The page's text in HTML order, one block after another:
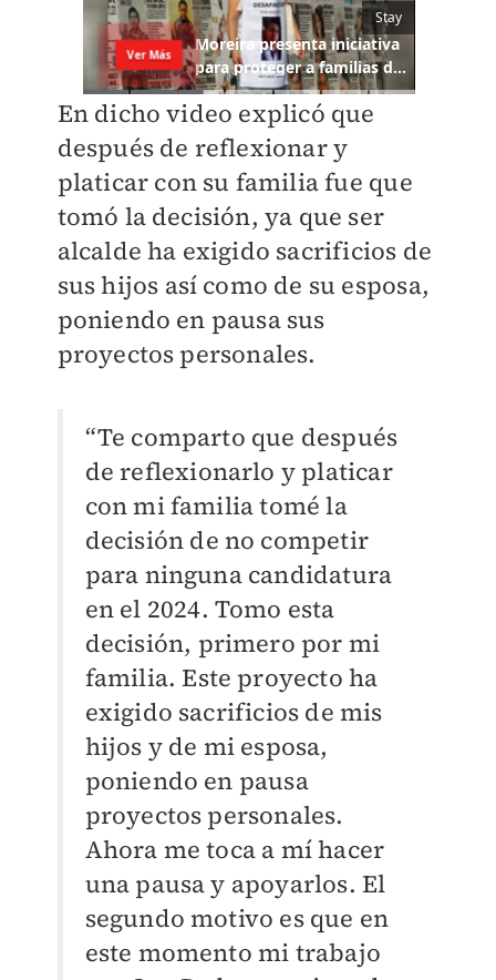
En dicho video explicó que
después de reflexionar y
platicar con su familia fue que
tomó la decisión, ya que ser
alcalde ha exigido sacrificios de
sus hijos así como de su esposa,
poniendo en pausa sus
proyectos personales.
“Te comparto que después
de reflexionarlo y platicar
con mi familia tomé la
decisión de no competir
para ninguna candidatura
en el 2024. Tomo esta
decisión, primero por mi
familia. Este proyecto ha
exigido sacrificios de mis
hijos y de mi esposa,
poniendo en pausa
proyectos personales.
Ahora me toca a mí hacer
una pausa y apoyarlos. El
segundo motivo es que en
este momento mi trabajo